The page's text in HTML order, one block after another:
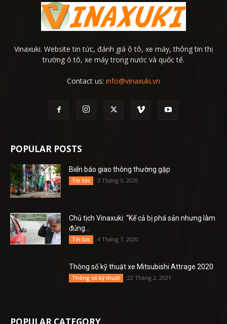
Vinaxuki. Website tin tức, đánh giá ô tô, xe máy, thông tin thị
trường ô tô, xe máy trong nước và quốc tế.
Contact us: info@vinaxuki.vn
POPULAR POSTS
Biển báo giao thông thường gặp
Tin tức 3 Tháng 3, 2020
Chủ tịch Vinaxuki: “Kể cả bị phá sản nhưng làm
đúng...
Tin tức 4 Tháng 7, 2020
Thông số kỹ thuật xe Mitsubishi Attrage 2020
Thông số kỹ thuật 22 Tháng 2, 2021
POPULAR CATEGORY